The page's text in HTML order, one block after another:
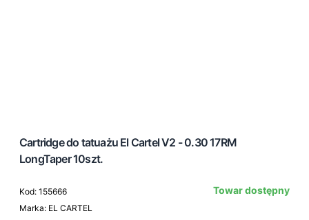
Cartridge do tatuażu El Cartel V2 - 0.30 17RM
LongTaper 10szt.
Kod: 155666
Marka: EL CARTEL
Towar dostępny